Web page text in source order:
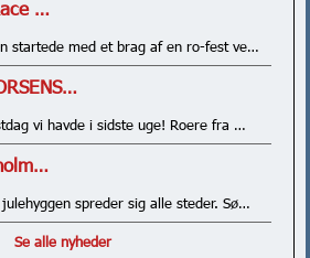
…
startede med et brag af en ro-fest ve…
vi havde i sidste uge! Roere fra …
spreder sig alle steder. Sø…
Se alle nyheder